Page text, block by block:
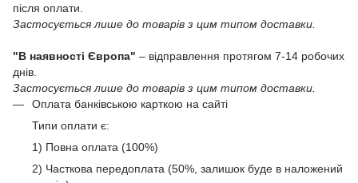
після оплати.
Застосується лише до товарів з цим типом доставки.
"В наявності Європа" – відправлення протягом 7-14 робочих
днів.
Застосується лише до товарів з цим типом доставки.
Оплата банківською карткою на сайті
Типи оплати є:
1) Повна оплата (100%)
2) Часткова передоплата (50%, залишок буде в наложений